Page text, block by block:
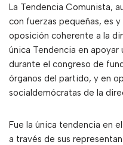
La Tendencia Comunista,
con fuerzas pequeñas, es
oposición coherente a la
única Tendencia en
durante el congreso de
órganos del partido, y en
socialdemócratas de la
Fue la única tendencia en
a través de sus